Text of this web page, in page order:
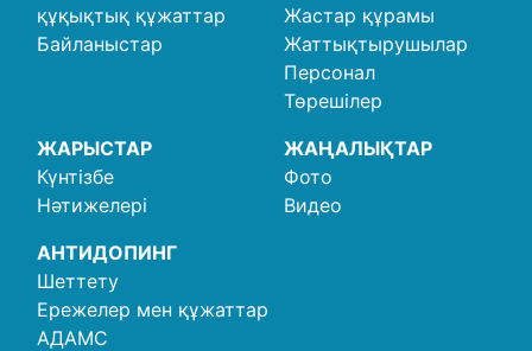
құқықтық құжаттар
Байланыстар
Жастар құрамы
Жаттықтырушылар
Персонал
Төрешілер
ЖАРЫСТАР
Күнтізбе
Нәтижелері
ЖАҢАЛЫҚТАР
Фото
Видео
АНТИДОПИНГ
Шеттету
Ережелер мен құжаттар
АДАМС